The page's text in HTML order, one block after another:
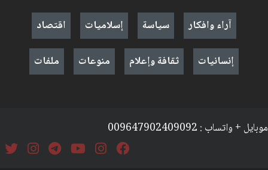
آراء وافكار
سياسة إسلاميات
اقتصاد
إنسانيات
ثقافة وإعلام منوعات ملفات
موبايل + واتساب : 009647902409092